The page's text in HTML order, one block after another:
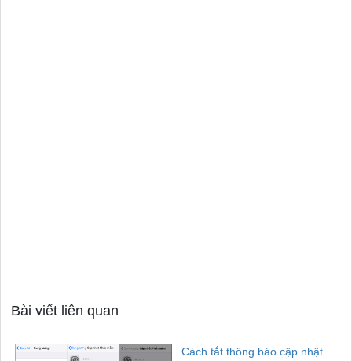
Bài viết liên quan
Cách tắt thông báo cập nhật